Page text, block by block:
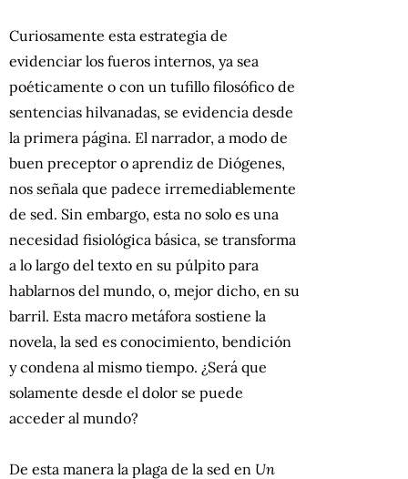
Curiosamente esta estrategia de
evidenciar los fueros internos, ya sea
poéticamente o con un tufillo filosófico de
sentencias hilvanadas, se evidencia desde
la primera página. El narrador, a modo de
buen preceptor o aprendiz de Diógenes,
nos señala que padece irremediablemente
de sed. Sin embargo, esta no solo es una
necesidad fisiológica básica, se transforma
a lo largo del texto en su púlpito para
hablarnos del mundo, o, mejor dicho, en su
barril. Esta macro metáfora sostiene la
novela, la sed es conocimiento, bendición
y condena al mismo tiempo. ¿Será que
solamente desde el dolor se puede
acceder al mundo?
De esta manera la plaga de la sed en Un